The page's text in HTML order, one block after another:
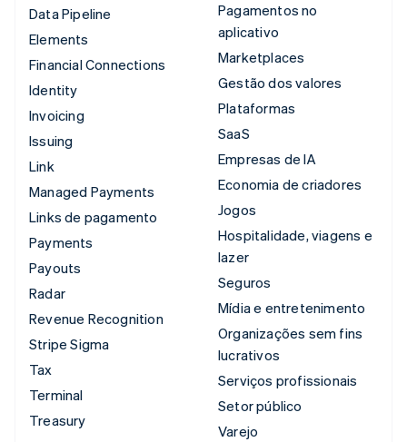
Data Pipeline
Elements
Financial Connections
Identity
Invoicing
Issuing
Link
Managed Payments
Links de pagamento
Payments
Payouts
Radar
Revenue Recognition
Stripe Sigma
Tax
Terminal
Treasury
Pagamentos no
aplicativo
Marketplaces
Gestão dos valores
Plataformas
SaaS
Empresas de IA
Economia de criadores
Jogos
Hospitalidade, viagens e
lazer
Seguros
Mídia e entretenimento
Organizações sem fins
lucrativos
Serviços profissionais
Setor público
Varejo